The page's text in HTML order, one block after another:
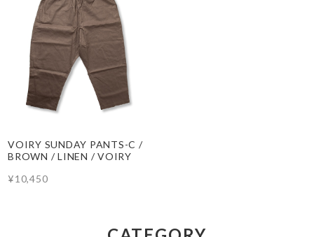
VOIRY SUNDAY PANTS-C /
BROWN / LINEN / VOIRY
¥10,450